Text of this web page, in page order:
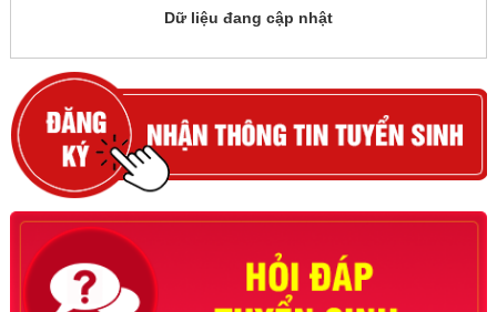
Dữ liệu đang cập nhật